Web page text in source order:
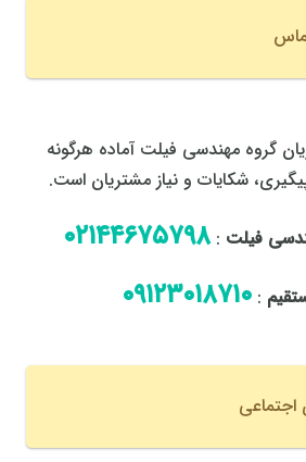
گروه مهندسی فیلت آماده هرگونه
شکایات و نیاز مشتریان است.
فیلت :٠٢١٤٤٦٧٥٧٩٨
:٠٩١٢٣٠١٨٧١٠